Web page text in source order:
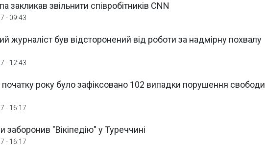
закликав звільнити співробітників CNN
- 09:43
журналіст був відсторонений від роботи за надмірну похвалу
- 12:43
початку року було зафіксовано 102 випадки порушення свободи
- 16:17
заборонив "Вікіпедію" у Туреччині
- 16:17